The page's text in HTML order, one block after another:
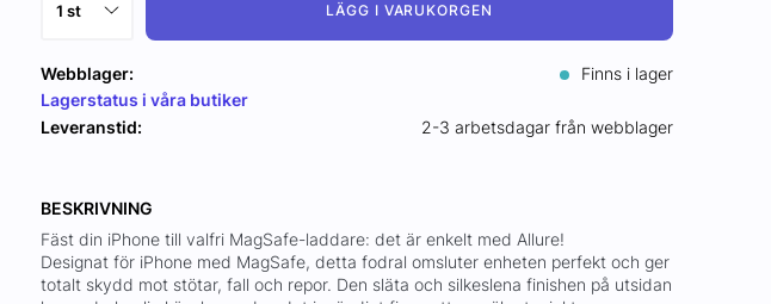
LÄGG I VARUKORGEN
Webblager:
Finns i lager
Lagerstatus i våra butiker
Leveranstid:
2-3 arbetsdagar från webblager
BESKRIVNING
Fäst din iPhone till valfri MagSafe-laddare: det är enkelt med Allure!
Designat för iPhone med MagSafe, detta fodral omsluter enheten perfekt och ger
totalt skydd mot stötar, fall och repor. Den släta och silkeslena finishen på utsidan